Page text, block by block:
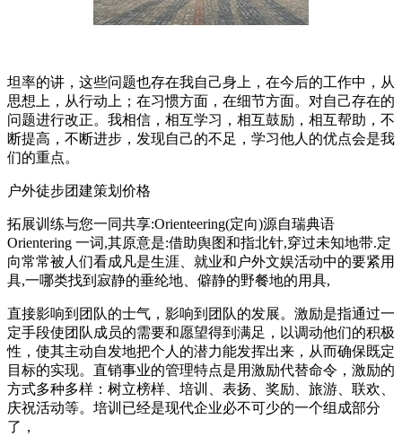
坦率的讲，这些问题也存在我自己身上，在今后的工作中，从
思想上，从行动上；在习惯方面，在细节方面。对自己存在的
问题进行改正。我相信，相互学习，相互鼓励，相互帮助，不
断提高，不断进步，发现自己的不足，学习他人的优点会是我
们的重点。
户外徒步团建策划价格
拓展训练与您一同共享:Orienteering(定向)源自瑞典语
Orientering 一词,其原意是:借助舆图和指北针,穿过未知地带.定
向常常被人们看成凡是生涯、就业和户外文娱活动中的要紧用
具,一哪类找到寂静的垂纶地、僻静的野餐地的用具,
直接影响到团队的士气，影响到团队的发展。激励是指通过一
定手段使团队成员的需要和愿望得到满足，以调动他们的积极
性，使其主动自发地把个人的潜力能发挥出来，从而确保既定
目标的实现。直销事业的管理特点是用激励代替命令，激励的
方式多种多样：树立榜样、培训、表扬、奖励、旅游、联欢、
庆祝活动等。培训已经是现代企业必不可少的一个组成部分
了，